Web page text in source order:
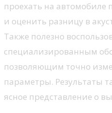
проехать на
и оценить разницу в
Также полезно
специализированным
позволяющим точно
параметры. Результаты
ясное представление о